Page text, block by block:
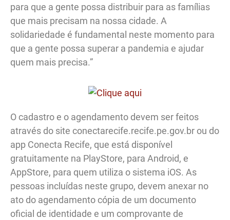
para que a gente possa distribuir para as famílias
que mais precisam na nossa cidade. A
solidariedade é fundamental neste momento para
que a gente possa superar a pandemia e ajudar
quem mais precisa.”
O cadastro e o agendamento devem ser feitos
através do site conectarecife.recife.pe.gov.br ou do
app Conecta Recife, que está disponível
gratuitamente na PlayStore, para Android, e
AppStore, para quem utiliza o sistema iOS. As
pessoas incluídas neste grupo, devem anexar no
ato do agendamento cópia de um documento
oficial de identidade e um comprovante de